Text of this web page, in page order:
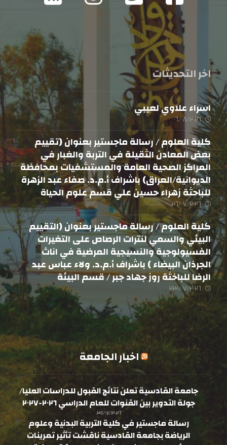
اخر التحديثات
اسراء علاوي لعيبي
٠٦/٠٨/٢٠٢٦
كلية العلوم / رسالة ماجستير بعنوان (تقييم
بعض المعادن الثقيلة في التربة والغبار في
المراكز الصحية العامة والمستشفيات بمحافظة
الديوانية/العراق) باشراف أ.م.د. صفاء عبد الزهرة
للباحثة زهراء حسين علي قسم علوم الحياة
٢٦/٠٧/٢٠٢٦
كلية العلوم / رسالة ماجستير بعنوان (التقييم
البيئي والسمي لنترات الرصاص على التغيرات
الفسيولوجية والنسيجية المرضية في اناث
الجرذان البيضاء ) باشراف أ.م.د. ولاء عباس عبد
الرضا للباخثة روز جهاد جبر / قسم البيئة
٢٣/٠٧/٢٠٢٦
اخبار الجامعة
جامعة القادسية تعلن نتائج القبول للدراسات العليا/
جولة التدوير بين القنوات للعام الدراسي ٢٠٢٦-٢٠٢٧
٣١/٠٧/٢٠٢٦
رسالة ماجستير في كلية التربية البدنية وعلوم
الرياضة بجامعة القادسية ناقشت تأثير تمرينات